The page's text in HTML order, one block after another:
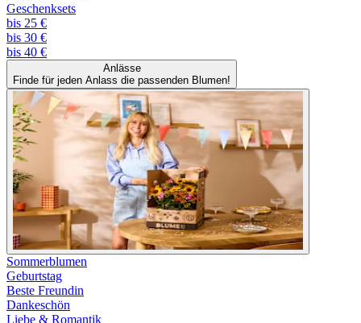
Geschenksets
bis 25 €
bis 30 €
bis 40 €
Anlässe
Finde für jeden Anlass die passenden Blumen!
Sommerblumen
Geburtstag
Beste Freundin
Dankeschön
Liebe & Romantik